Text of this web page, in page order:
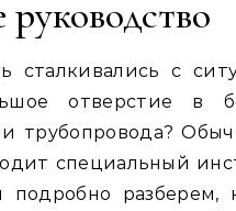
сталкивались с
отверстие в
трубопровода?
специальный
разберем,